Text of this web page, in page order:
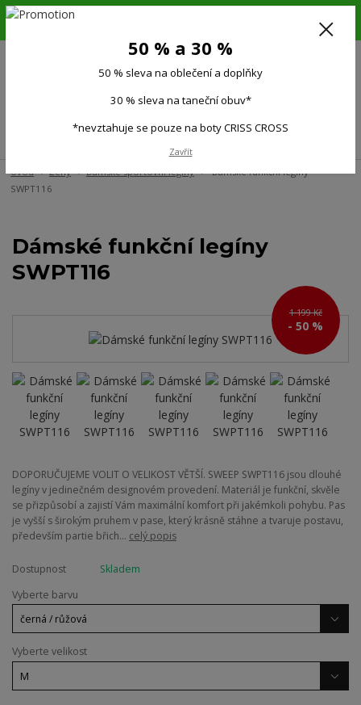
6.-16.8.26. DOVOLENÁ !!! 50 % SLEVA na všechno oblečení a doplňky !!!
(Po-Pá 9:00-15.00)
Úvod Ženy Dámské sportovní legíny
Dámské funkční legíny
SWPT116
Dámské funkční legíny
SWPT116
1 199 Kč
- 50 %
DOPORUČUJEME VOLIT O VELIKOST VĚTŠÍ. SWEEP SWPT116 jsou dlouhé
legíny v jedinečném designovém provedení. Materiál je funkční, skvěle
se přizpůsobí a zajistí Vám maximální komfort při jakémkoli pohybu. Pas
je vyšší s širokým pruhem v pase, který krásně stáhne a tvaruje postavu,
především partie břich... celý popis
Dostupnost
Skladem
Vyberte barvu
Vyberte velikost
50 % a 30 %
50 % sleva na oblečení a doplňky
30 % sleva na taneční obuv*
*nevztahuje se pouze na boty CRISS CROSS
Zavřít